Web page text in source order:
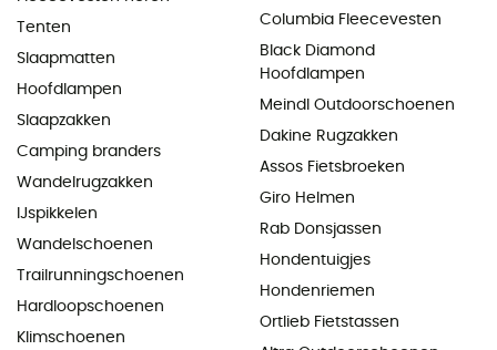
Tenten
Slaapmatten
Hoofdlampen
Slaapzakken
Camping branders
Wandelrugzakken
IJspikkelen
Wandelschoenen
Trailrunningschoenen
Hardloopschoenen
Klimschoenen
Columbia Fleecevesten
Black Diamond
Hoofdlampen
Meindl Outdoorschoenen
Dakine Rugzakken
Assos Fietsbroeken
Giro Helmen
Rab Donsjassen
Hondentuigjes
Hondenriemen
Ortlieb Fietstassen